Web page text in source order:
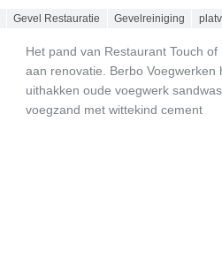
Gevel Restauratie Gevelreiniging
Het pand van Restaurant Touch
aan renovatie. Berbo
uithakken oude voegwerk
voegzand met wittekind cement